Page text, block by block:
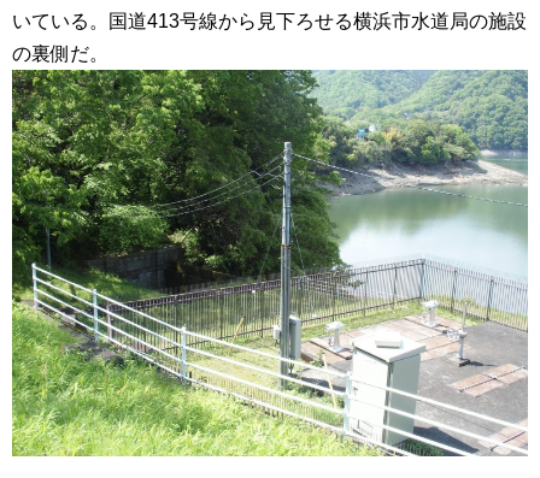
いている。国道413号線から見下ろせる横浜市水道局の施設
の裏側だ。